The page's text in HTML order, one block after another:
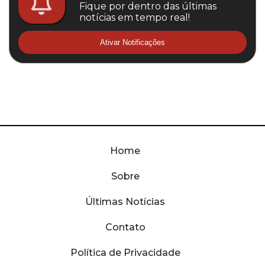
Fique por dentro das últimas
notícias em tempo real!
Ativar Notificações
Home
Sobre
Últimas Notícias
Contato
Política de Privacidade